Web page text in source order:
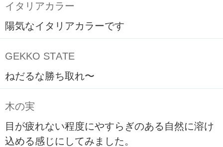
イタリアカラー
陽気なイタリアカラーです
GEKKO STATE
ねだるな勝ち取れ〜
木の実
目が疲れない程度にやすらぎのある自然に溶け
込める感じにしてみました。